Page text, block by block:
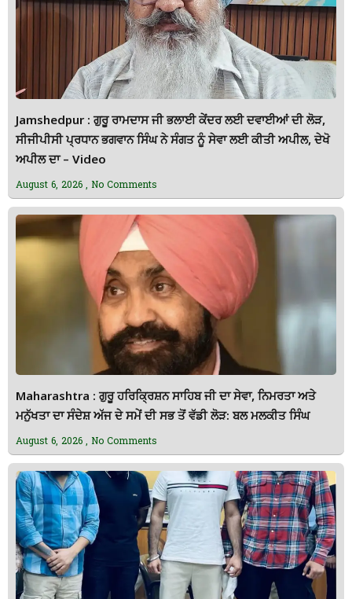
Jamshedpur : ਗੁਰੂ ਰਾਮਦਾਸ ਜੀ ਭਲਾਈ ਕੇਂਦਰ ਲਈ ਦਵਾਈਆਂ ਦੀ ਲੋੜ,
ਸੀਜੀਪੀਸੀ ਪ੍ਰਧਾਨ ਭਗਵਾਨ ਸਿੰਘ ਨੇ ਸੰਗਤ ਨੂੰ ਸੇਵਾ ਲਈ ਕੀਤੀ ਅਪੀਲ, ਦੇਖੋ
ਅਪੀਲ ਦਾ – Video
August 6, 2026 No Comments
Maharashtra : ਗੁਰੂ ਹਰਿਕ੍ਰਿਸ਼ਨ ਸਾਹਿਬ ਜੀ ਦਾ ਸੇਵਾ, ਨਿਮਰਤਾ ਅਤੇ
ਮਨੁੱਖਤਾ ਦਾ ਸੰਦੇਸ਼ ਅੱਜ ਦੇ ਸਮੇਂ ਦੀ ਸਭ ਤੋਂ ਵੱਡੀ ਲੋੜ: ਬਲ ਮਲਕੀਤ ਸਿੰਘ
August 6, 2026 No Comments